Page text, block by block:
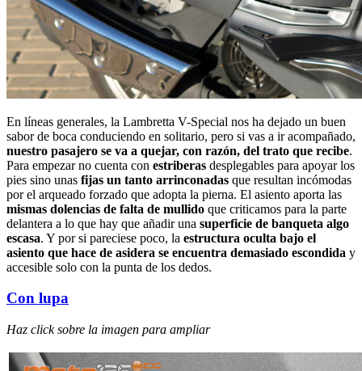
En líneas generales, la Lambretta V-Special nos ha dejado un buen
sabor de boca conduciendo en solitario, pero si vas a ir acompañado,
nuestro pasajero se va a quejar, con razón, del trato que recibe.
Para empezar no cuenta con estriberas desplegables para apoyar los
pies sino unas fijas un tanto arrinconadas que resultan incómodas
por el arqueado forzado que adopta la pierna. El asiento aporta las
mismas dolencias de falta de mullido que criticamos para la parte
delantera a lo que hay que añadir una superficie de banqueta algo
escasa. Y por si pareciese poco, la estructura oculta bajo el
asiento que hace de asidera se encuentra demasiado escondida y
accesible solo con la punta de los dedos.
Con lupa
Haz click sobre la imagen para ampliar